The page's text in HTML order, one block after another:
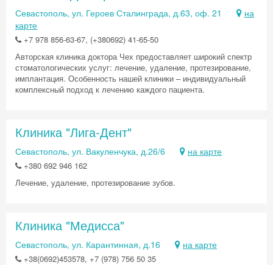
Севастополь, ул. Героев Сталинграда, д.63, оф. 21
на
карте
+7 978 856-63-67, (+380692) 41-65-50
Авторская клиника доктора Чех предоставляет широкий спектр
стоматологических услуг: лечение, удаление, протезирование,
имплантация. Особенность нашей клиники – индивидуальный
комплексный подход к лечению каждого пациента.
Клиника "Лига-Дент"
Севастополь, ул. Вакуленчука, д.26/6 на карте
+380 692 946 162
Лечение, удаление, протезирование зубов.
Клиника "Медисса"
Севастополь, ул. Карантинная, д.16 на карте
+38(0692)453578, +7 (978) 756 50 35